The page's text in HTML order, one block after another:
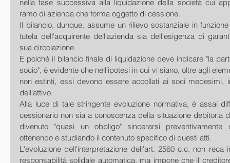
nella fase successiva alla liquidazione della società cui
ramo di azienda che forma oggetto di cessione.
Il bilancio, dunque, assume un rilievo sostanziale in
tutela dell'acquirente dell'azienda sia dell'esigenza di
sua circolazione.
E poiché il bilancio finale di liquidazione deve indicare "la
socio", è evidente che nell'ipotesi in cui vi siano, oltre agli
non estinti, essi devono essere accollati ai soci medesimi,
dell'attivo.
Alla luce di tale stringente evoluzione normativa, è assai
cessionario non sia a conoscenza della situazione debitoria
divenuto "quasi un obbligo" sincerarsi preventivamente
ottenendo e studiando il contenuto specifico di questi atti.
L'evoluzione dell'interpretazione dell'art. 2560 c.c. non reca
responsabilità solidale automatica, ma impone che il